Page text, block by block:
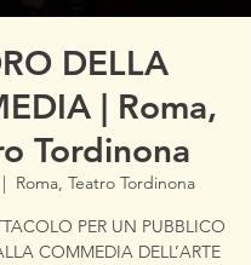
DELLA
| Roma,
Tordinona
Roma, Teatro Tordinona
PER UN PUBBLICO
COMMEDIA DELL’ARTE